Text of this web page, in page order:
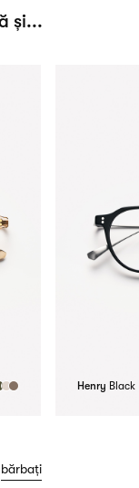
și...
Henry Black
bărbați